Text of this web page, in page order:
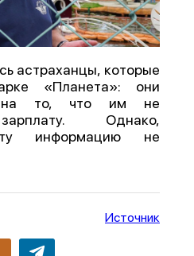
API
астраханцы, которые
«Планета»: они
на то, что им не
Однако,
информацию не
Источник